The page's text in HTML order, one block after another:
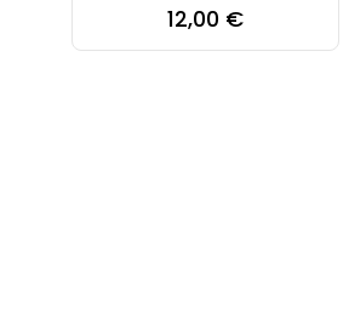
Precio
12,00 €